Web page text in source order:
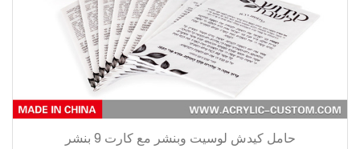
حامل كيدش لوسيت وبنشر مع كارت 9 بنشر